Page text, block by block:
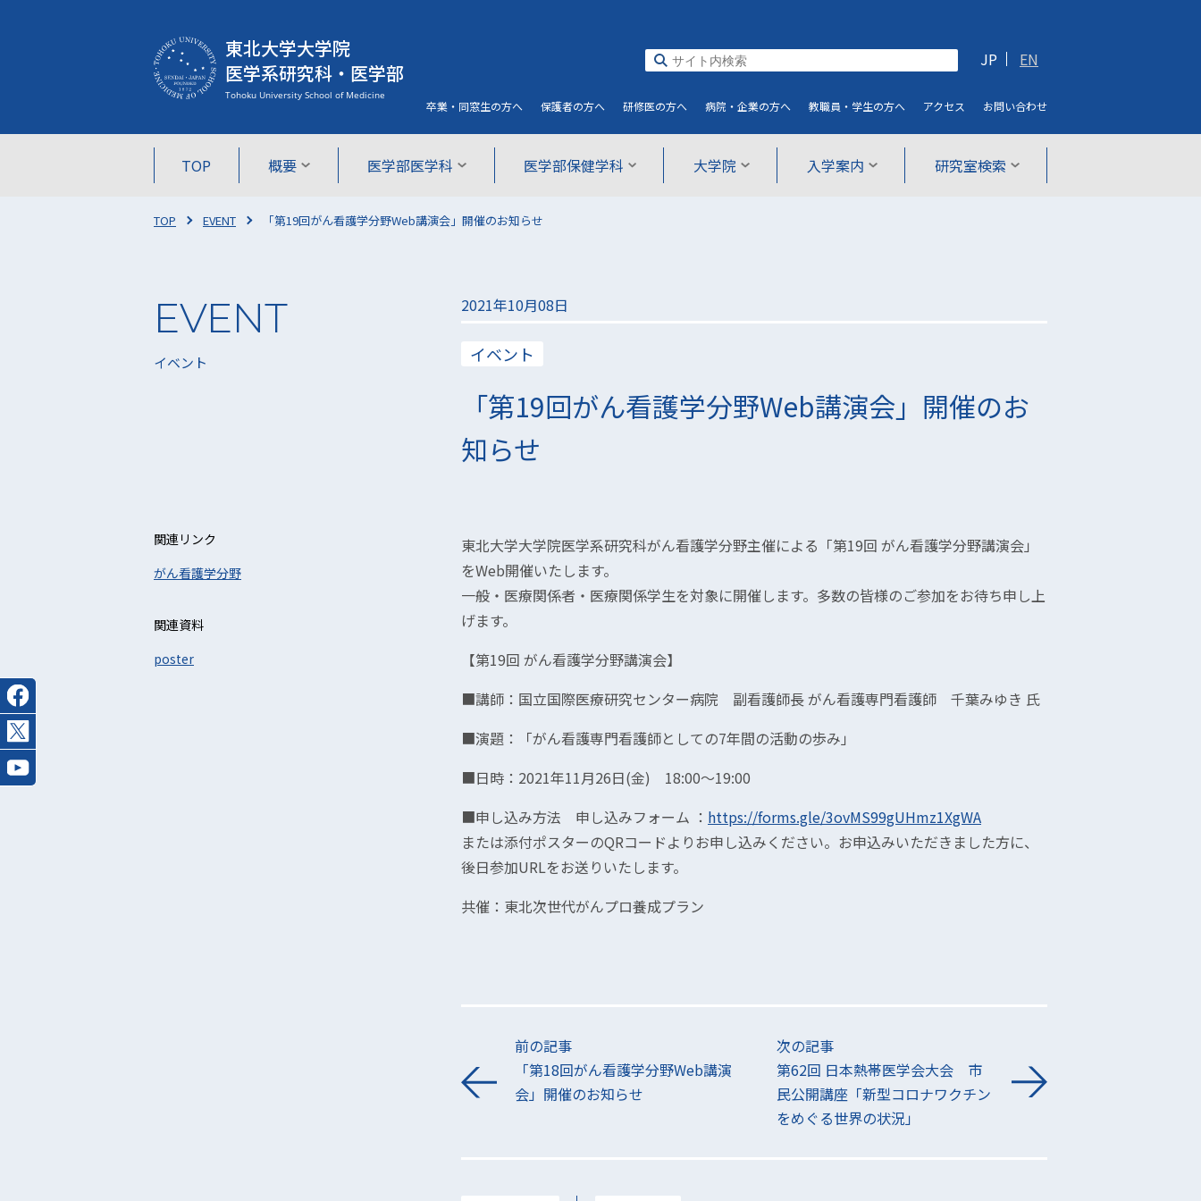
東北大学大学院
医学系研究科・医学部
TOP 概要 医学部医学科 医学部保健学科 大学院 入学案内 研究室検索
JP EN
卒業・同窓生の方へ 保護者の方へ 研修医の方へ 病院・企業の方へ 教職員・学生の方へ アクセス お問い合わせ
TOP EVENT 「第19回がん看護学分野Web講演会」開催のお知らせ
イベント
2021年10月08日
イベント
「第19回がん看護学分野Web講演会」開催のお
知らせ
東北大学大学院医学系研究科がん看護学分野主催による「第19回 がん看護学分野講演会」
をWeb開催いたします。
一般・医療関係者・医療関係学生を対象に開催します。多数の皆様のご参加をお待ち申し上
げます。
【第19回 がん看護学分野講演会】
■講師：国立国際医療研究センター病院 副看護師長 がん看護専門看護師 千葉みゆき 氏
■演題：「がん看護専門看護師としての7年間の活動の歩み」
■日時：2021年11月26日(金) 18:00～19:00
■申し込み方法 申し込みフォーム ： https://forms.gle/3ovMS99gUHmz1XgWA
または添付ポスターのQRコードよりお申し込みください。お申込みいただきました方に、
後日参加URLをお送りいたします。
共催：東北次世代がんプロ養成プラン
関連リンク
がん看護学分野
関連資料
poster
前の記事
「第18回がん看護学分野Web講演
会」開催のお知らせ
次の記事
第62回 日本熱帯医学会大会 市
民公開講座「新型コロナワクチン
をめぐる世界の状況」